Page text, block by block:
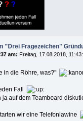
"Drei Fragezeichen"
am: Freitag, 17.08.2018,
in die Röhre, was?"
Fall
ja auf dem Teamboard
wir eine Telefonlawine